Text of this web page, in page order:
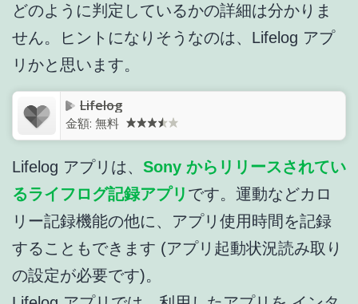
どのように判定しているかの詳細は分かりま
せん。ヒントになりそうなのは、Lifelog アプ
リかと思います。
Lifelog
金額: 無料
Lifelog アプリは、 Sony からリリースされてい
るライフログ記録アプリ です。運動などカロ
リー記録機能の他に、アプリ使用時間を記録
することもできます (アプリ起動状況読み取り
の設定が必要です)。